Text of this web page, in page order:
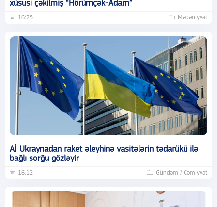
xüsusi çəkilmiş “Hörümçək-Adam”
16:25 Mədəniyyət
Aİ Ukraynadan raket əleyhinə vasitələrin tədarükü ilə
bağlı sorğu gözləyir
16:12 Gündəm / Cəmiyyət